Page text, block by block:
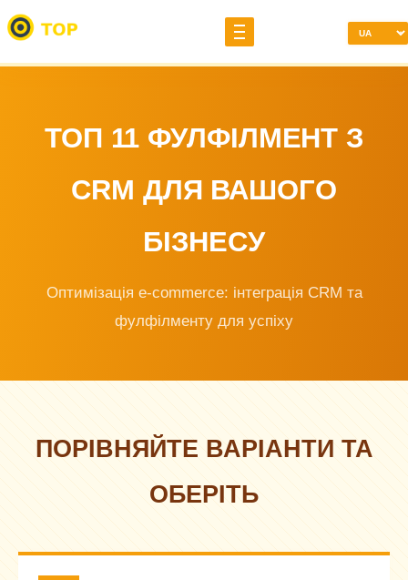
ТОП 11 ФУЛФІЛМЕНТ З
CRM ДЛЯ ВАШОГО
БІЗНЕСУ
Оптимізація e-commerce: інтеграція CRM та
фулфілменту для успіху
ПОРІВНЯЙТЕ ВАРІАНТИ ТА
ОБЕРІТЬ